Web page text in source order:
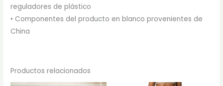
reguladores de plástico
• Componentes del producto en blanco provenientes de
China
Productos relacionados